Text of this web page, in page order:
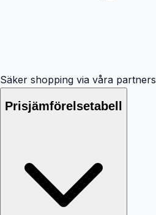
Säker shopping via våra partners
Prisjämförelsetabell